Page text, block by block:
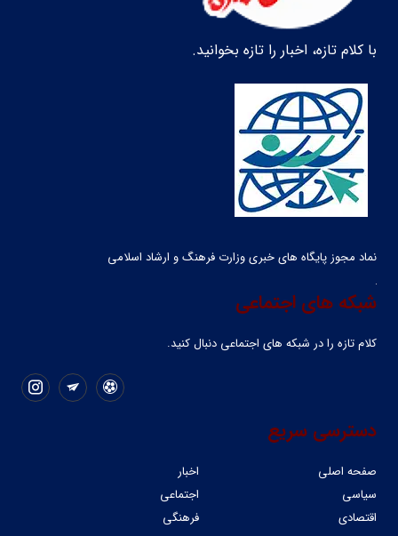
با کلام تازه، اخبار را تازه بخوانید.
نماد مجوز پایگاه های خبری وزارت فرهنگ و ارشاد اسلامی
شبکه های اجتماعی
کلام تازه را در شبکه ‌های اجتماعی دنبال کنید.
دسترسی سریع
صفحه اصلی
اخبار
سیاسی
اجتماعی
اقتصادی
فرهنگی